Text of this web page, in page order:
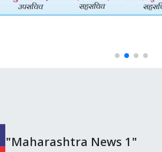
"Maharashtra News 1"